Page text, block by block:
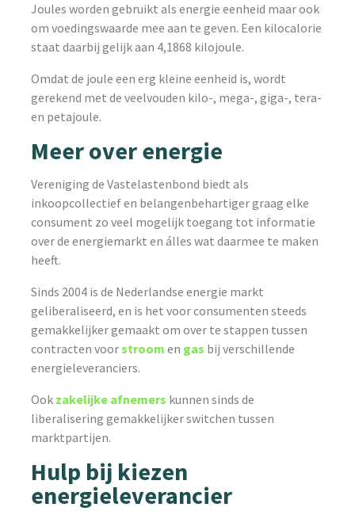
Joules worden gebruikt als energie eenheid maar ook
om voedingswaarde mee aan te geven. Een kilocalorie
staat daarbij gelijk aan 4,1868 kilojoule.
Omdat de joule een erg kleine eenheid is, wordt
gerekend met de veelvouden kilo-, mega-, giga-, tera-
en petajoule.
Meer over energie
Vereniging de Vastelastenbond biedt als
inkoopcollectief en belangenbehartiger graag elke
consument zo veel mogelijk toegang tot informatie
over de energiemarkt en álles wat daarmee te maken
heeft.
Sinds 2004 is de Nederlandse energie markt
geliberaliseerd, en is het voor consumenten steeds
gemakkelijker gemaakt om over te stappen tussen
contracten voorstroom en gas bij verschillende
energieleveranciers.
Ook zakelijke afnemers kunnen sinds de
liberalisering gemakkelijker switchen tussen
marktpartijen.
Hulp bij kiezen
energieleverancier